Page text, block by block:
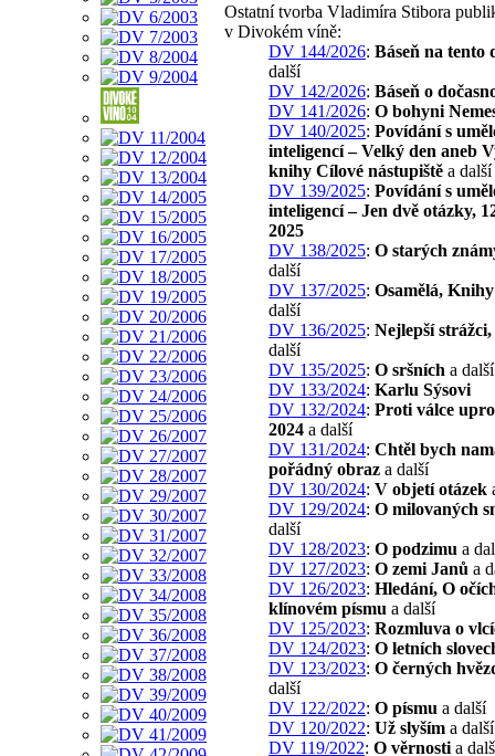
Ostatní tvorba Vladimíra Stibora
v Divokém víně:
DV 144/2026: Báseň na tento
další
DV 142/2026: Báseň o
DV 141/2026: O bohyni
DV 140/2025: Povídání s
inteligencí – Velký den aneb
knihy Cílové nástupiště a další
DV 139/2025: Povídání s
inteligencí – Jen dvě otázky,
2025
DV 138/2025: O starých
další
DV 137/2025: Osamělá,
další
DV 136/2025: Nejlepší
další
DV 135/2025: O sršních a další
DV 133/2024: Karlu Sýsovi
DV 132/2024: Proti válce
2024 a další
DV 131/2024: Chtěl bych
pořádný obraz a další
DV 130/2024: V objetí otázek
DV 129/2024: O milovaných
další
DV 128/2023: O podzimu a
DV 127/2023: O zemi Janů a
DV 126/2023: Hledání, O
klínovém písmu a další
DV 125/2023: Rozmluva o
DV 124/2023: O letních
DV 123/2023: O černých
další
DV 122/2022: O písmu a další
DV 120/2022: Už slyším a další
DV 119/2022: O věrnosti a